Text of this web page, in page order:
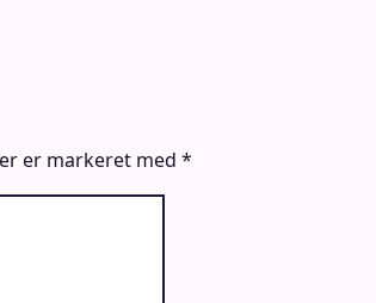
er markeret med *